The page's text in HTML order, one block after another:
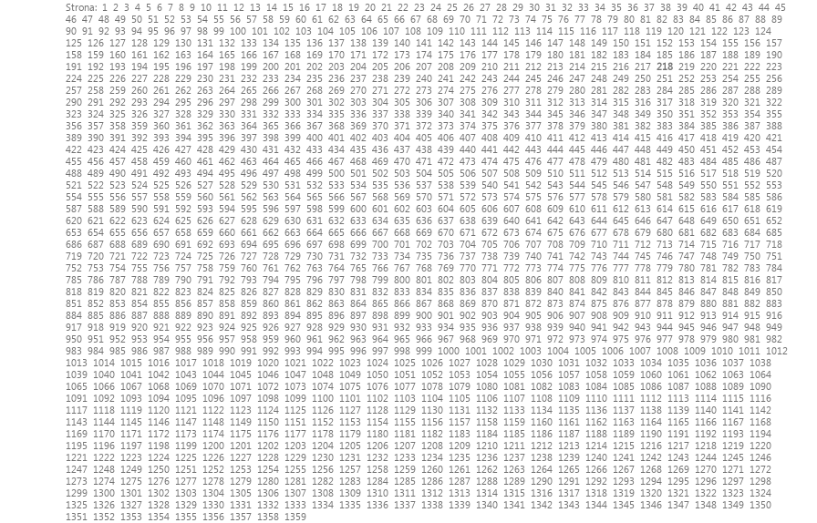
Strona: 1 2 3 4 5 6 7 8 9 10 11 12 13 14 15 16 17 18 19 20 21 22 23 24 25 26 27 28 29 30 31 32 33 34 35 36 37 38 39 40 41 42 43 44 45
46 47 48 49 50 51 52 53 54 55 56 57 58 59 60 61 62 63 64 65 66 67 68 69 70 71 72 73 74 75 76 77 78 79 80 81 82 83 84 85 86 87 88 89
90 91 92 93 94 95 96 97 98 99 100 101 102 103 104 105 106 107 108 109 110 111 112 113 114 115 116 117 118 119 120 121 122 123
124
125
126 127 128 129 130 131 132 133 134 135 136 137 138 139 140 141 142 143 144 145 146 147 148 149 150 151 152 153 154 155 156 157
158 159 160 161 162 163 164 165 166 167 168 169 170 171 172 173 174 175 176 177 178 179 180 181 182 183 184 185 186 187 188 189 190
191
192 193 194 195 196 197 198 199 200 201 202 203 204 205 206 207 208 209 210 211 212 213 214 215 216 217 218 219 220 221 222
223
224 225 226 227 228 229 230 231 232 233 234 235 236 237 238 239 240 241 242 243 244 245 246 247 248 249 250 251 252 253 254 255
256
257 258 259 260 261 262 263 264 265 266 267 268 269 270 271 272 273 274 275 276 277 278 279 280 281 282 283 284 285 286 287 288 289
290 291 292 293 294 295 296 297 298 299 300 301 302 303 304 305 306 307 308 309 310 311 312 313 314 315 316 317 318 319 320 321
322
323
324 325 326 327 328 329 330 331 332 333 334 335 336 337 338 339 340 341 342 343 344 345 346 347 348 349 350 351 352 353 354 355
356 357 358 359 360 361 362 363 364 365 366 367 368 369 370 371 372 373 374 375 376 377 378 379 380 381 382 383 384 385 386 387 388
389 390 391 392 393 394 395 396 397 398 399 400 401 402 403 404 405 406 407 408 409 410 411 412 413 414 415 416 417 418 419 420 421
422 423 424 425 426 427 428 429 430 431 432 433 434 435 436 437 438 439 440 441 442 443 444 445 446 447 448 449 450 451 452 453 454
455 456 457 458 459 460 461 462 463 464 465 466 467 468 469 470 471 472 473 474 475 476 477 478 479 480 481 482 483 484 485 486 487
488 489 490 491 492 493 494 495 496 497 498 499 500 501 502 503 504 505 506 507 508 509 510 511 512 513 514 515 516 517 518 519 520
521
522 523 524 525 526 527 528 529 530 531 532 533 534 535 536 537 538 539 540 541 542 543 544 545 546 547 548 549 550 551 552
553
554 555 556 557 558 559 560 561 562 563 564 565 566 567 568 569 570 571 572 573 574 575 576 577 578 579 580 581 582 583 584 585
586
587 588 589 590 591 592 593 594 595 596 597 598 599 600 601 602 603 604 605 606 607 608 609 610 611 612 613 614 615 616 617 618 619
620 621 622 623 624 625 626 627 628 629 630 631 632 633 634 635 636 637 638 639 640 641 642 643 644 645 646 647 648 649 650 651
652
653 654 655 656 657 658 659 660 661 662 663 664 665 666 667 668 669 670 671 672 673 674 675 676 677 678 679 680 681 682 683 684 685
686 687 688 689 690 691 692 693 694 695 696 697 698 699 700 701 702 703 704 705 706 707 708 709 710 711 712 713 714 715 716 717 718
719 720 721 722 723 724 725 726 727 728 729 730 731 732 733 734 735 736 737 738 739 740 741 742 743 744 745 746 747 748 749 750 751
752 753 754 755 756 757 758 759 760 761 762 763 764 765 766 767 768 769 770 771 772 773 774 775 776 777 778 779 780 781 782 783 784
785 786 787 788 789 790 791 792 793 794 795 796 797 798 799 800 801 802 803 804 805 806 807 808 809 810 811 812 813 814 815 816 817
818 819 820 821 822 823 824 825 826 827 828 829 830 831 832 833 834 835 836 837 838 839 840 841 842 843 844 845 846 847 848 849 850
851
852 853 854 855 856 857 858 859 860 861 862 863 864 865 866 867 868 869 870 871 872 873 874 875 876 877 878 879 880 881 882 883
884 885 886 887 888 889 890 891 892 893 894 895 896 897 898 899 900 901 902 903 904 905 906 907 908 909 910 911 912 913 914 915 916
917 918 919 920 921 922 923 924 925 926 927 928 929 930 931 932 933 934 935 936 937 938 939 940 941 942 943 944 945 946 947 948 949
950 951 952 953 954 955 956 957 958 959 960 961 962 963 964 965 966 967 968 969 970 971 972 973 974 975 976 977 978 979 980 981
982
983 984 985 986 987 988 989 990 991 992 993 994 995 996 997 998 999 1000 1001 1002 1003 1004 1005 1006 1007 1008 1009 1010 1011
1012
1013
1014 1015 1016 1017 1018 1019 1020 1021 1022 1023 1024 1025 1026 1027 1028 1029 1030 1031 1032 1033 1034 1035 1036 1037 1038
1039 1040 1041 1042 1043 1044 1045 1046 1047 1048 1049 1050 1051 1052 1053 1054 1055 1056 1057 1058 1059 1060 1061 1062 1063
1064
1065
1066 1067 1068 1069 1070 1071 1072 1073 1074 1075 1076 1077 1078 1079 1080 1081 1082 1083 1084 1085 1086 1087 1088 1089 1090
1091
1092 1093 1094 1095 1096 1097 1098 1099 1100 1101 1102 1103 1104 1105 1106 1107 1108 1109 1110 1111 1112 1113 1114 1115
1116
1117 1118 1119 1120 1121 1122 1123 1124 1125 1126 1127 1128 1129 1130 1131 1132 1133 1134 1135 1136 1137 1138 1139 1140 1141
1142
1143
1144 1145 1146 1147 1148 1149 1150 1151 1152 1153 1154 1155 1156 1157 1158 1159 1160 1161 1162 1163 1164 1165 1166 1167 1168
1169 1170 1171 1172 1173 1174 1175 1176 1177 1178 1179 1180 1181 1182 1183 1184 1185 1186 1187 1188 1189 1190 1191 1192 1193
1194
1195
1196 1197 1198 1199 1200 1201 1202 1203 1204 1205 1206 1207 1208 1209 1210 1211 1212 1213 1214 1215 1216 1217 1218 1219 1220
1221
1222 1223 1224 1225 1226 1227 1228 1229 1230 1231 1232 1233 1234 1235 1236 1237 1238 1239 1240 1241 1242 1243 1244 1245
1246
1247 1248 1249 1250 1251 1252 1253 1254 1255 1256 1257 1258 1259 1260 1261 1262 1263 1264 1265 1266 1267 1268 1269 1270 1271
1272
1273
1274 1275 1276 1277 1278 1279 1280 1281 1282 1283 1284 1285 1286 1287 1288 1289 1290 1291 1292 1293 1294 1295 1296 1297 1298
1299 1300 1301 1302 1303 1304 1305 1306 1307 1308 1309 1310 1311 1312 1313 1314 1315 1316 1317 1318 1319 1320 1321 1322 1323
1324
1325
1326 1327 1328 1329 1330 1331 1332 1333 1334 1335 1336 1337 1338 1339 1340 1341 1342 1343 1344 1345 1346 1347 1348 1349 1350
1351
1352 1353 1354 1355 1356 1357 1358 1359